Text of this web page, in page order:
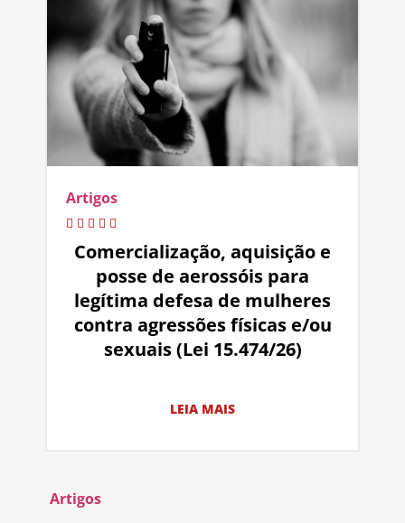
Artigos
Comercialização, aquisição e
posse de aerossóis para
legítima defesa de mulheres
contra agressões físicas e/ou
sexuais (Lei 15.474/26)
LEIA MAIS
Artigos